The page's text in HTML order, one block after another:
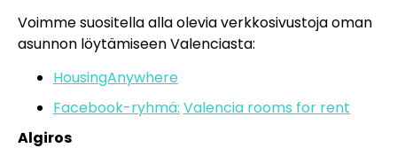
Voimme suositella alla olevia verkkosivustoja oman
asunnon löytämiseen Valenciasta:
HousingAnywhere
Facebook-ryhmä: Valencia rooms for rent
Algiros